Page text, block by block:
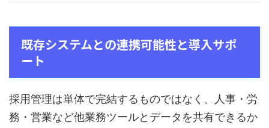
既存システムとの連携可能性と導入サポ
ート
採用管理は単体で完結するものではなく、人事・労
務・営業など他業務ツールとデータを共有できるか